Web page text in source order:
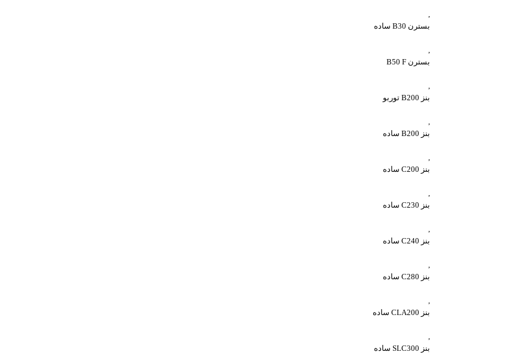
,
بسترن B30 ساده
,
بسترن B50 F
,
بنز B200 توربو
,
بنز B200 ساده
,
بنز C200 ساده
,
بنز C230 ساده
,
بنز C240 ساده
,
بنز C280 ساده
,
بنز CLA200 ساده
,
بنز SLC300 ساده